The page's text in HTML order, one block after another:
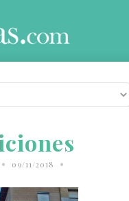
• 09/11/2018 •